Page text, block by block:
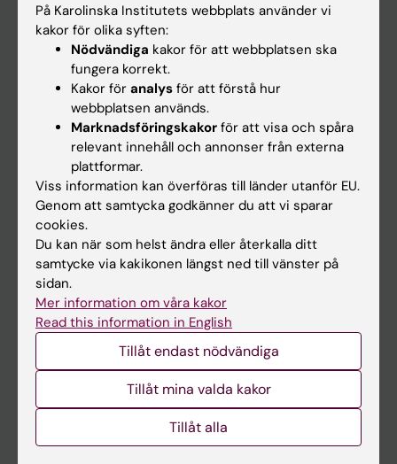
Nyheter
Kalender
Student
Schema
Studentmejlen
Kurs- och programwebbar
Student på KI
Medarbetare
Medarbetarportalen
Kontakta och besök KI
På Karolinska Institutets webbplats använder vi
kakor för olika syften:
Nödvändiga kakor för att webbplatsen ska
fungera korrekt.
Kakor för analys för att förstå hur
webbplatsen används.
Marknadsföringskakor för att visa och spåra
relevant innehåll och annonser från externa
plattformar.
Viss information kan överföras till länder utanför EU.
Genom att samtycka godkänner du att vi sparar
cookies.
Du kan när som helst ändra eller återkalla ditt
samtycke via kakikonen längst ned till vänster på
sidan.
Mer information om våra kakor
Read this information in English
Tillåt endast nödvändiga
Tillåt mina valda kakor
Tillåt alla